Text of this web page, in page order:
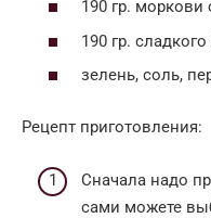
190 гр. моркови
190 гр.
зелень, соль,
Рецепт приготовления:
Сначала надо
сами можете